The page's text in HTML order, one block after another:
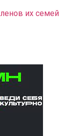
их семей